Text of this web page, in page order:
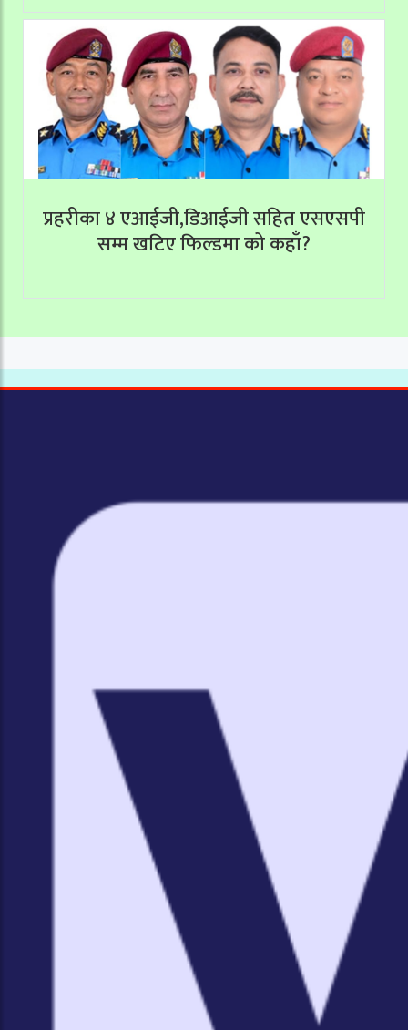
प्रहरीका ४ एआईजी,डिआईजी सहित एसएसपी
सम्म खटिए फिल्डमा को कहाँ?